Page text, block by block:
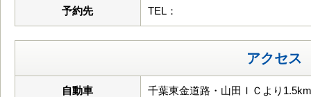
予約先 TEL：
アクセス
自動車 千葉東金道路・山田ＩＣより1.5km